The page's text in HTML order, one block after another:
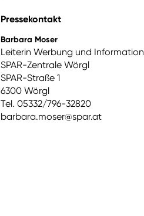
Pressekontakt
Barbara Moser
Leiterin Werbung und Information
SPAR-Zentrale Wörgl
SPAR-Straße 1
6300 Wörgl
Tel. 05332/796-32820
barbara.moser@spar.at